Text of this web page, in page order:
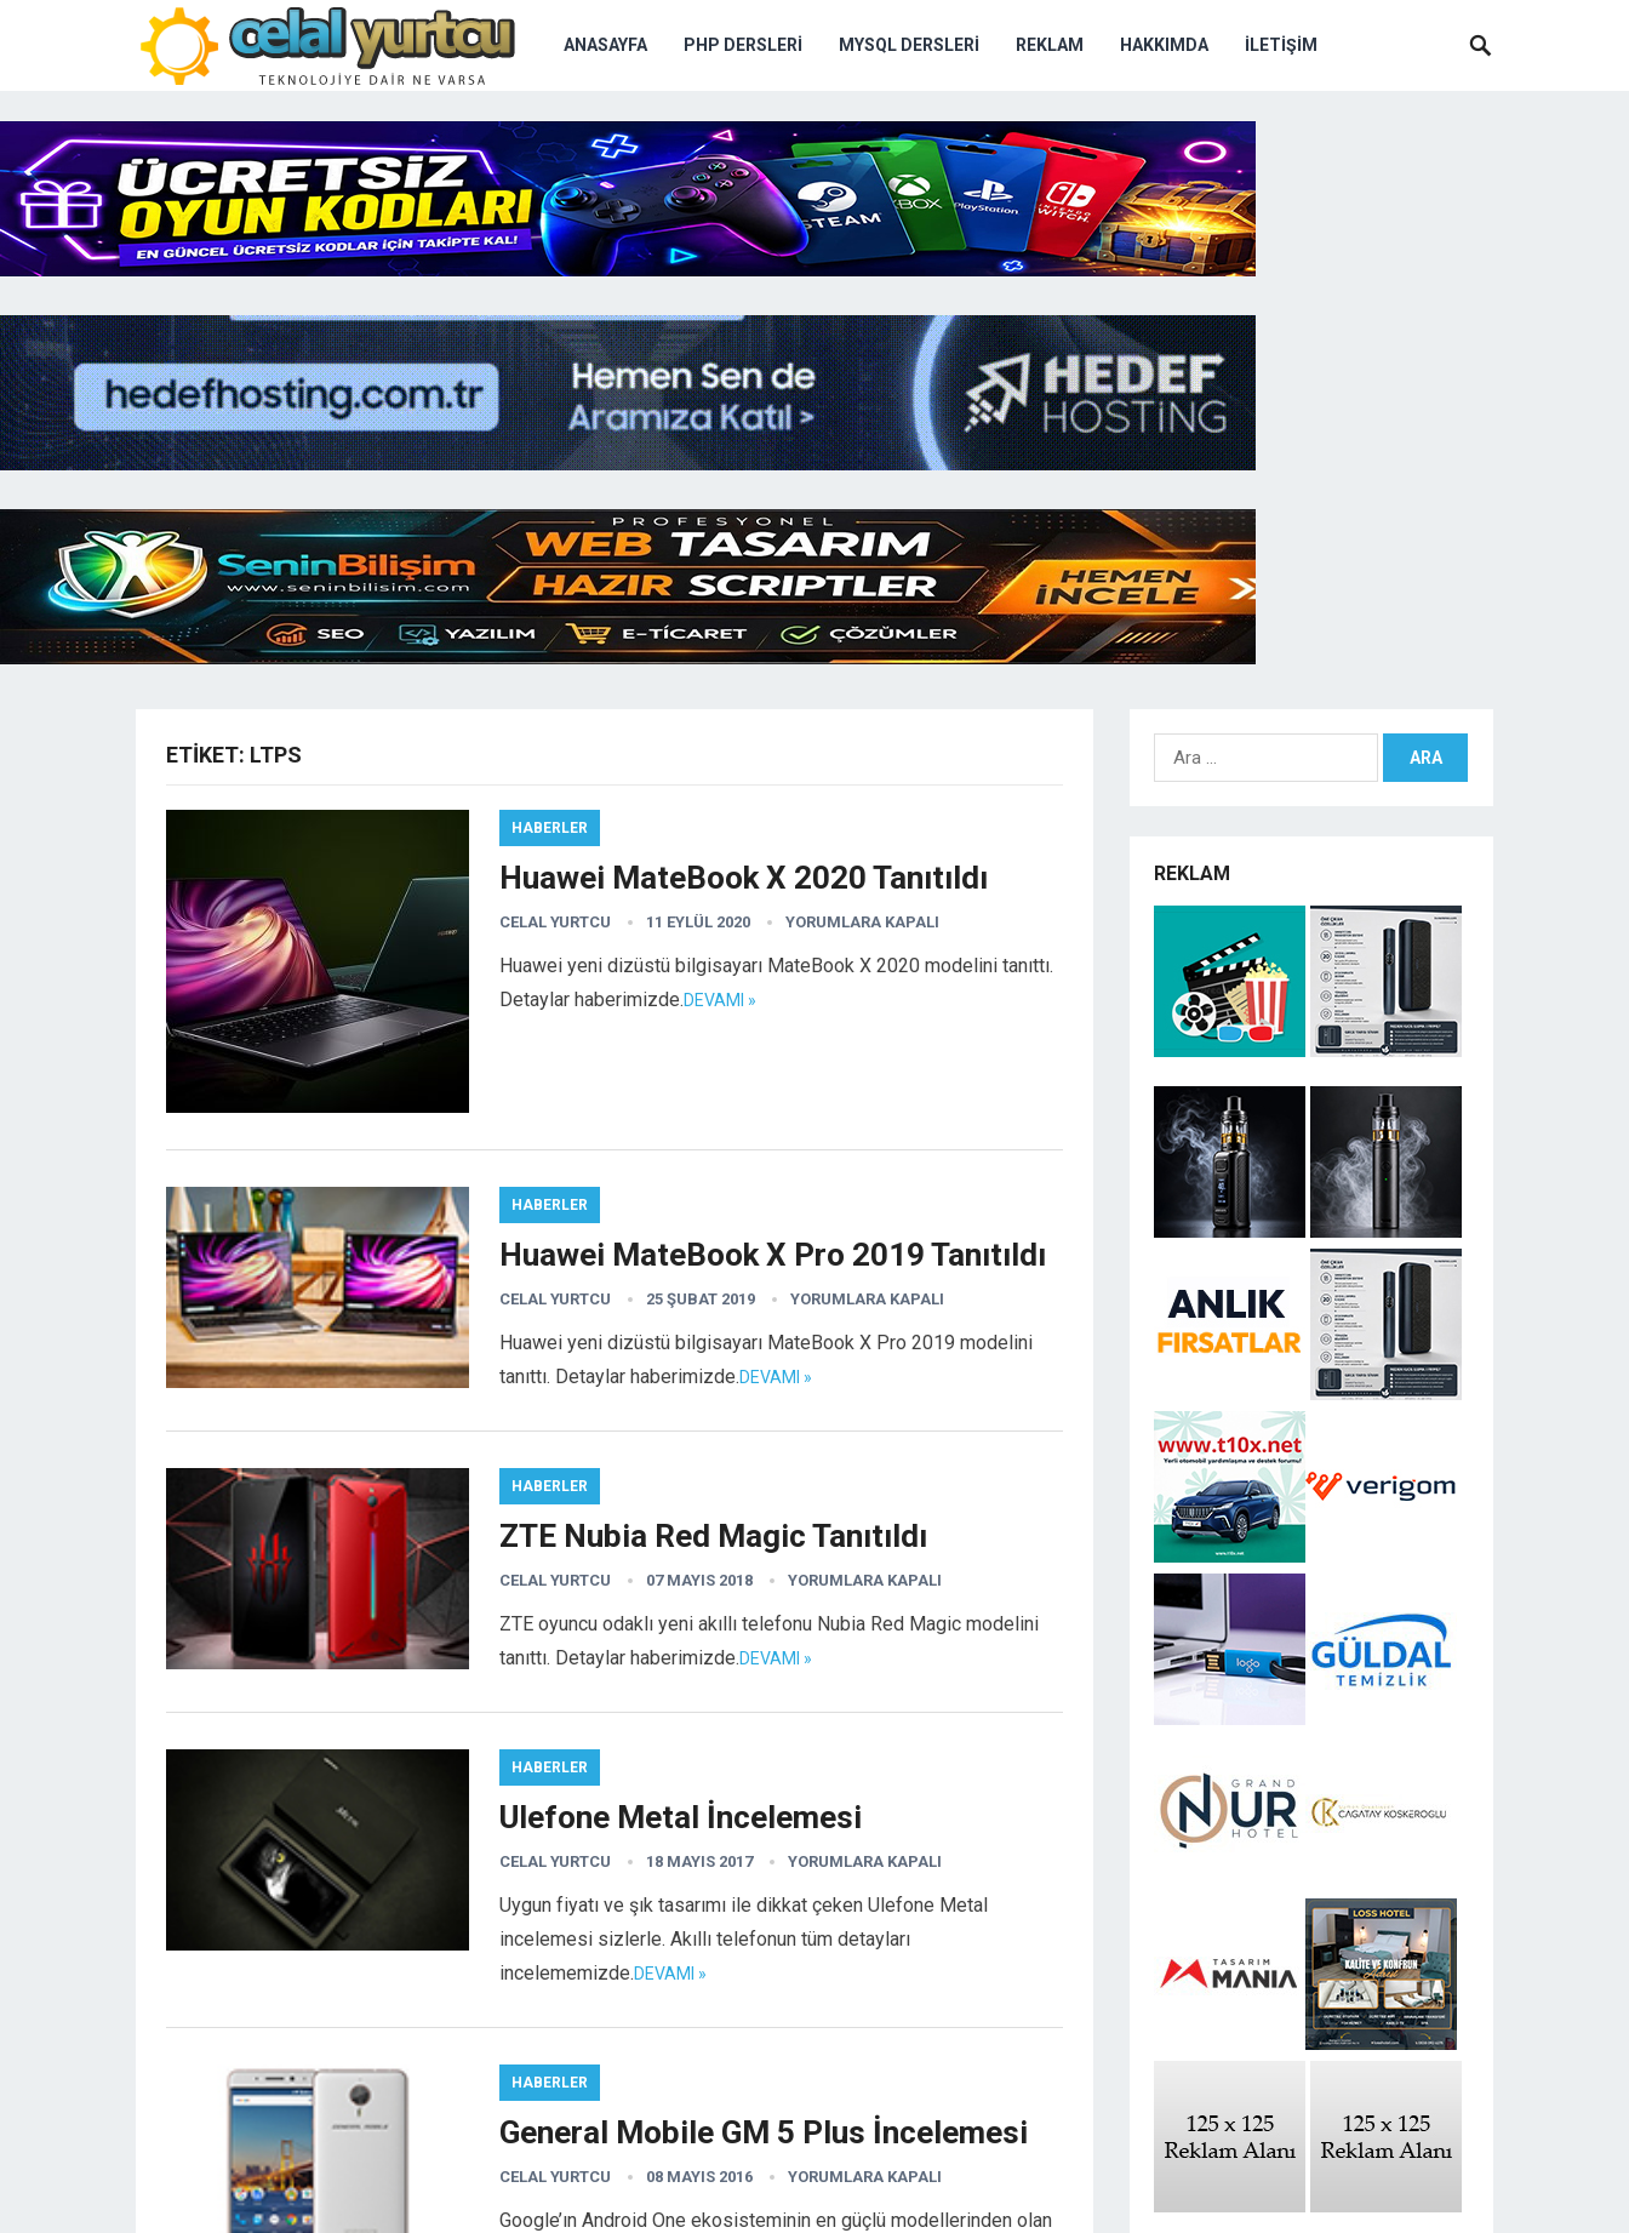
ANASAYFA PHP DERSLERI MYSQL DERSLERI REKLAM HAKKIMDA İLETIŞIM
ETIKET: LTPS
HABERLER
Huawei MateBook X 2020 Tanıtıldı
CELAL YURTCU 11 EYLÜL 2020 YORUMLARA KAPALI
Huawei yeni dizüstü bilgisayarı MateBook X 2020 modelini tanıttı.
Detaylar haberimizde.DEVAMI »
HABERLER
Huawei MateBook X Pro 2019 Tanıtıldı
CELAL YURTCU 25 ŞUBAT 2019 YORUMLARA KAPALI
Huawei yeni dizüstü bilgisayarı MateBook X Pro 2019 modelini
tanıttı. Detaylar haberimizde.DEVAMI »
HABERLER
ZTE Nubia Red Magic Tanıtıldı
CELAL YURTCU 07 MAYIS 2018 YORUMLARA KAPALI
ZTE oyuncu odaklı yeni akıllı telefonu Nubia Red Magic modelini
tanıttı. Detaylar haberimizde.DEVAMI »
HABERLER
Ulefone Metal İncelemesi
CELAL YURTCU 18 MAYIS 2017 YORUMLARA KAPALI
Uygun fiyatı ve şık tasarımı ile dikkat çeken Ulefone Metal
incelemesi sizlerle. Akıllı telefonun tüm detayları
incelememizde.DEVAMI »
HABERLER
General Mobile GM 5 Plus İncelemesi
CELAL YURTCU 08 MAYIS 2016 YORUMLARA KAPALI
Google’ın Android One ekosisteminin en güçlü modellerinden olan
Arama:
REKLAM